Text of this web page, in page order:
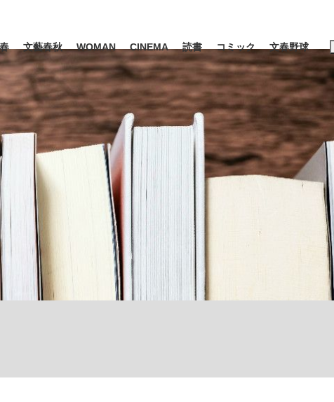
ライフ ビジネス インタビュー 読書
日本生まれのK-POPアイドルたち
文藝春秋 WOMAN CINEMA 読書 コミック 文春野球
キーワード入力
希 #森岡毅 #城彰二
#松田聖子